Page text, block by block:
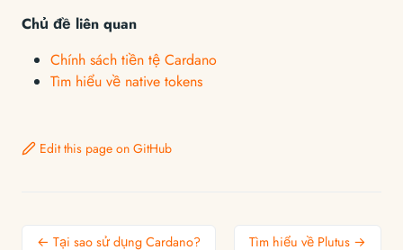
Chủ đề liên quan
Chính sách tiền tệ Cardano
Tìm hiểu về native tokens
Edit this page on GitHub
← Tại sao sử dụng Cardano? Tìm hiểu về Plutus →